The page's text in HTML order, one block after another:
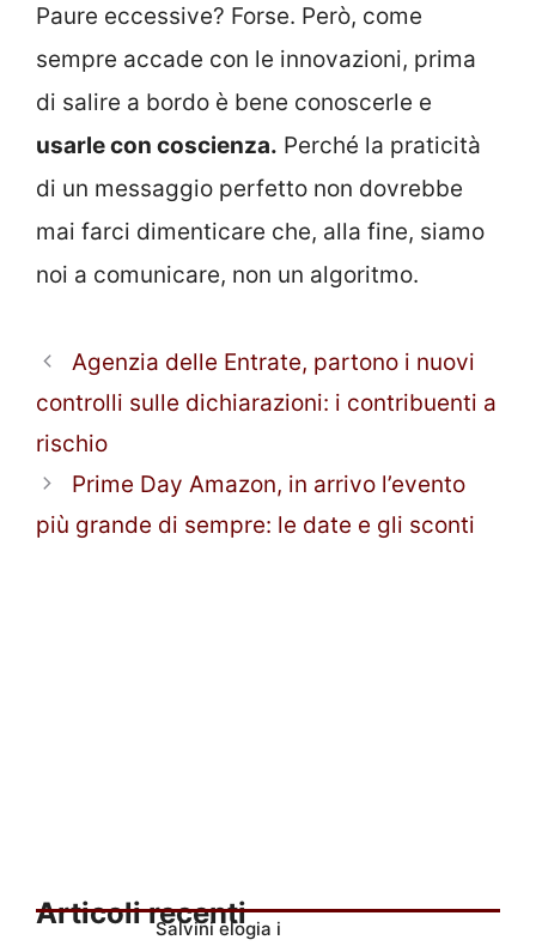
Paure eccessive? Forse. Però, come
sempre accade con le innovazioni, prima
di salire a bordo è bene conoscerle e
usarle con coscienza. Perché la praticità
di un messaggio perfetto non dovrebbe
mai farci dimenticare che, alla fine, siamo
noi a comunicare, non un algoritmo.
Agenzia delle Entrate, partono i nuovi
controlli sulle dichiarazioni: i contribuenti a
rischio
Prime Day Amazon, in arrivo l’evento
più grande di sempre: le date e gli sconti
Articoli recenti
Salvini elogia i